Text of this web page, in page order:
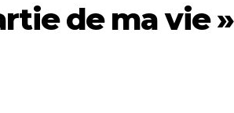
de ma vie »